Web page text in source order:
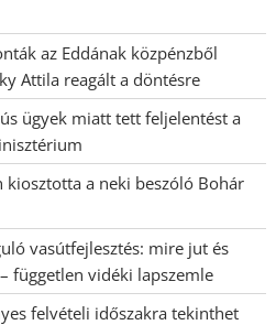
az Eddának közpénzből
Attila reagált a döntésre
ügyek miatt tett feljelentést a
kiosztotta a neki beszóló Bohár
vasútfejlesztés: mire jut és
független vidéki lapszemle
felvételi időszakra tekinthet